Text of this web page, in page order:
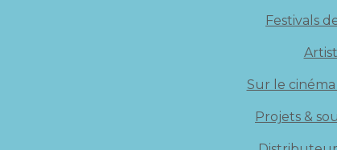
Festivals
Sur le
Projets &